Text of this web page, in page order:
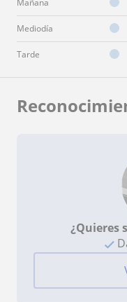
Mañana
Mediodía
Tarde
¿Quieres